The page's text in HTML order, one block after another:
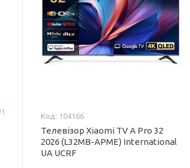
1 104166
Телевізор Xiaomi TV A Pro 32
2026 (L32MB-APME) International
UA UCRF